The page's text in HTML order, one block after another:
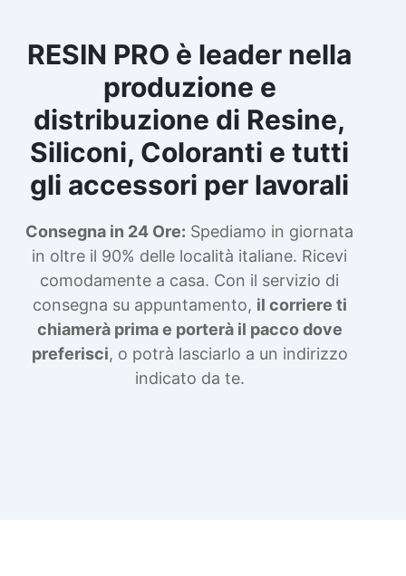
RESIN PRO è leader nella
produzione e
distribuzione di Resine,
Siliconi, Coloranti e tutti
gli accessori per lavorali
Consegna in 24 Ore: Spediamo in giornata
in oltre il 90% delle località italiane. Ricevi
comodamente a casa. Con il servizio di
consegna su appuntamento, il corriere ti
chiamerà prima e porterà il pacco dove
preferisci, o potrà lasciarlo a un indirizzo
indicato da te.